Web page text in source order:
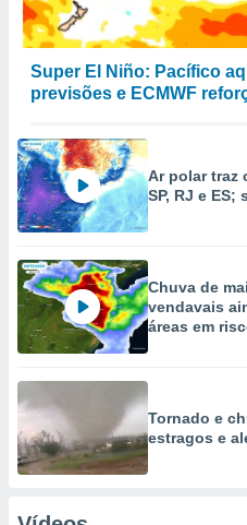
Super El Niño: Pacífico
previsões e ECMWF
Ar polar traz
SP, RJ e ES;
Chuva de
vendavais
áreas em
Tornado e
estragos e